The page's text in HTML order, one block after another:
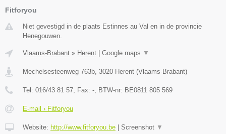
Fitforyou
Niet gevestigd in de plaats Estinnes au Val en in de provincie
Henegouwen.
Vlaams-Brabant » Herent Google maps ▼
Mechelsesteenweg 763b, 3020 Herent (Vlaams-Brabant)
Tel: 016/43 81 57, Fax: -, BTW-nr: BE0811 805 569
E-mail › Fitforyou
Website: http://www.fitforyou.be Screenshot ▼